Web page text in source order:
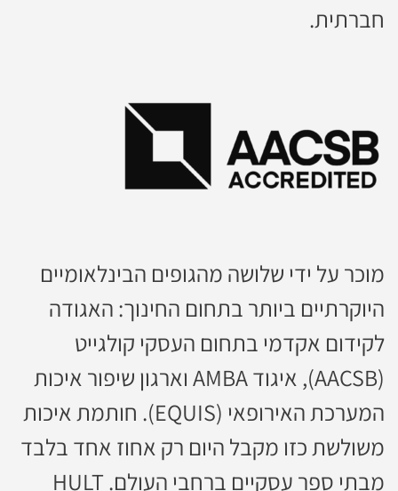
חברתית.
מוכר על ידי שלושה מהגופים הבינלאומיים
היוקרתיים ביותר בתחום החינוך: האגודה
לקידום אקדמי בתחום העסקי קולגייט
(AACSB), איגוד AMBA וארגון שיפור איכות
המערכת האירופאי (EQUIS). חותמת איכות
משולשת כזו מקבל היום רק אחוז אחד בלבד
מבתי ספר עסקיים ברחבי העולם. HULT